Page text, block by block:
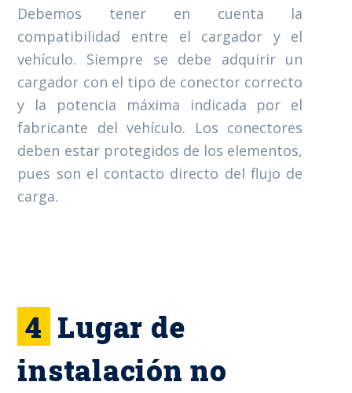
Debemos tener en cuenta la
compatibilidad entre el cargador y el
vehículo. Siempre se debe adquirir un
cargador con el tipo de conector correcto
y la potencia máxima indicada por el
fabricante del vehículo. Los conectores
deben estar protegidos de los elementos,
pues son el contacto directo del flujo de
carga.
4 Lugar de
instalación no